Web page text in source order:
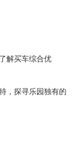
解买车综合优
，探寻乐园独有的